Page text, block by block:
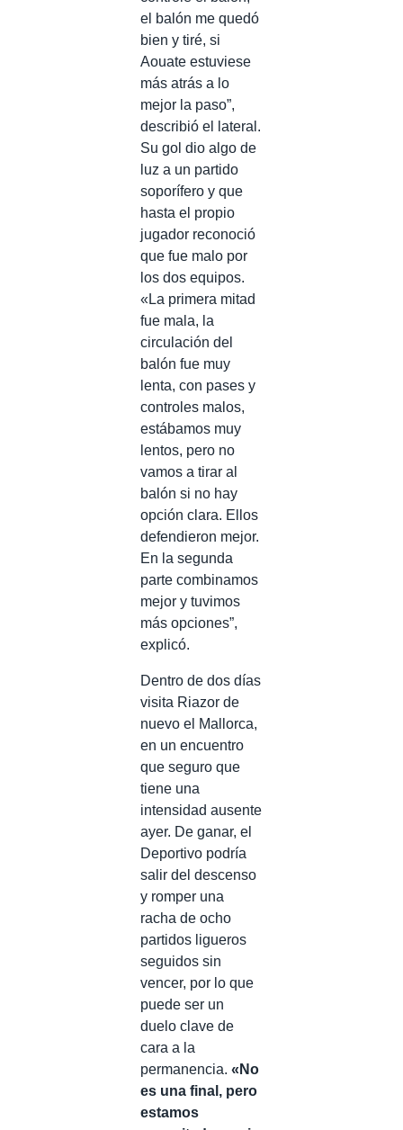
el balón me quedó
bien y tiré, si
Aouate estuviese
más atrás a lo
mejor la paso”,
describió el lateral.
Su gol dio algo de
luz a un partido
soporífero y que
hasta el propio
jugador reconoció
que fue malo por
los dos equipos.
«La primera mitad
fue mala, la
circulación del
balón fue muy
lenta, con pases y
controles malos,
estábamos muy
lentos, pero no
vamos a tirar al
balón si no hay
opción clara. Ellos
defendieron mejor.
En la segunda
parte combinamos
mejor y tuvimos
más opciones”,
explicó.
Dentro de dos días
visita Riazor de
nuevo el Mallorca,
en un encuentro
que seguro que
tiene una
intensidad ausente
ayer. De ganar, el
Deportivo podría
salir del descenso
y romper una
racha de ocho
partidos ligueros
seguidos sin
vencer, por lo que
puede ser un
duelo clave de
cara a la
permanencia. «No
es una final, pero
estamos